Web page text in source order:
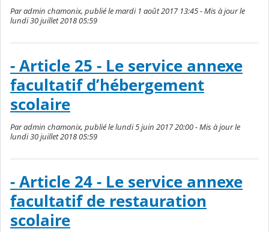
Par admin chamonix, publié le mardi 1 août 2017 13:45 - Mis à jour le
lundi 30 juillet 2018 05:59
- Article 25 - Le service annexe
facultatif d’hébergement
scolaire
Par admin chamonix, publié le lundi 5 juin 2017 20:00 - Mis à jour le
lundi 30 juillet 2018 05:59
- Article 24 - Le service annexe
facultatif de restauration
scolaire